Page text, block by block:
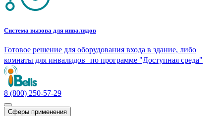
Система вызова для инвалидов
Готовое решение для оборудования входа в здание, либо
комнаты для инвалидов по программе "Доступная среда"
8 (800) 250-57-29
Сферы применения